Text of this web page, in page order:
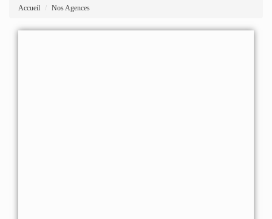
Accueil Nos Agences